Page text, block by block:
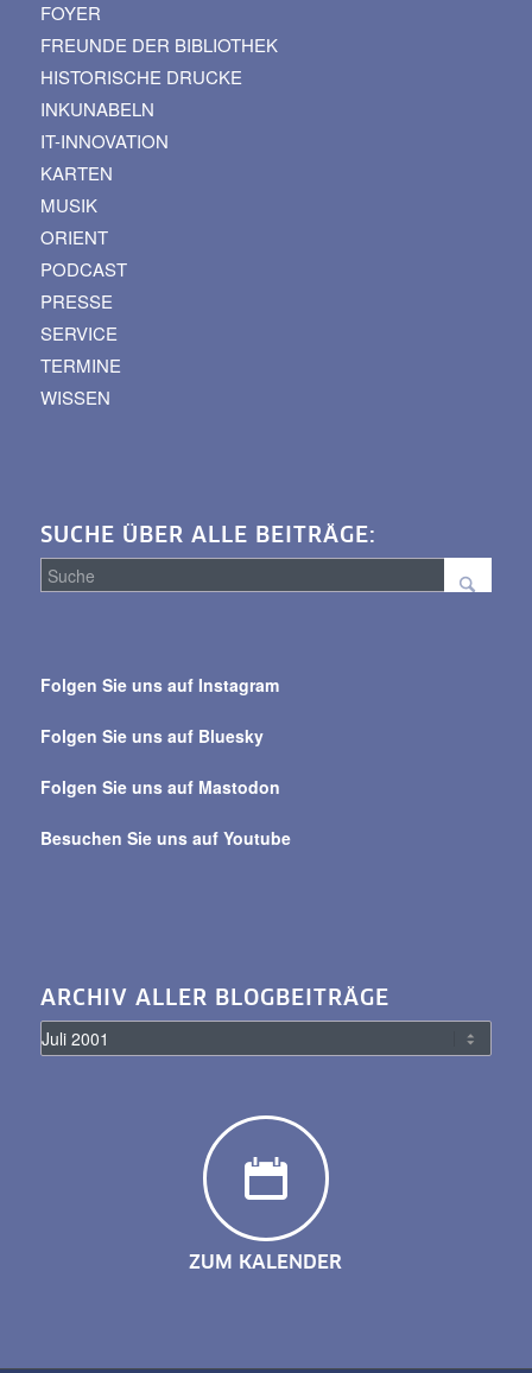
FOYER
FREUNDE DER BIBLIOTHEK
HISTORISCHE DRUCKE
INKUNABELN
IT-INNOVATION
KARTEN
MUSIK
ORIENT
PODCAST
PRESSE
SERVICE
TERMINE
WISSEN
SUCHE ÜBER ALLE BEITRÄGE:
alle
Folgen Sie uns auf Instagram
Folgen Sie uns auf Bluesky
Folgen Sie uns auf Mastodon
Besuchen Sie uns auf Youtube
ARCHIV ALLER BLOGBEITRÄGE
ZUM KALENDER